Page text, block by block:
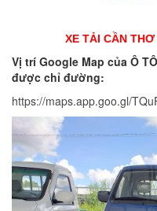
XE TẢI CẦN
Vị trí Google Map của Ô
được chỉ đường:
https://maps.app.goo.gl/